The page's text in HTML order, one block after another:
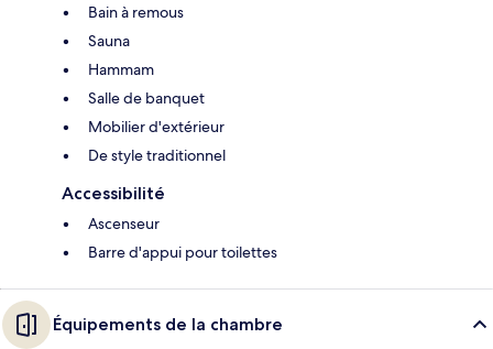
Bain à remous
Sauna
Hammam
Salle de banquet
Mobilier d'extérieur
De style traditionnel
Accessibilité
Ascenseur
Barre d'appui pour toilettes
Équipements de la chambre